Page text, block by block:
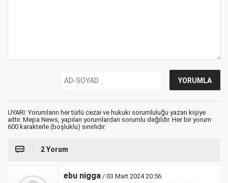
UYARI: Yorumların her türlü cezai ve hukuki sorumluluğu yazan kişiye
aittir. Mepa News, yapılan yorumlardan sorumlu değildir. Her bir yorum
600 karakterle (boşluklu) sınırlıdır.
2 Yorum
ebu nigga / 03 Mart 2024 20:56